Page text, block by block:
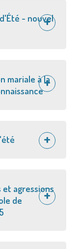
- nouvel
mariale à la
et agressions
de